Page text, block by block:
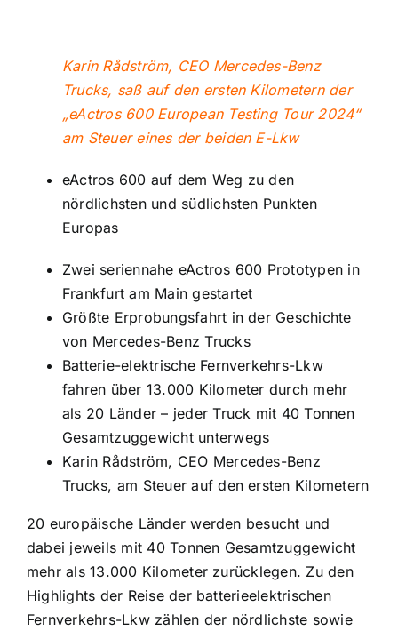
Karin Rådström, CEO Mercedes-Benz
Trucks, saß auf den ersten Kilometern der
„eActros 600 European Testing Tour 2024“
am Steuer eines der beiden E-Lkw
eActros 600 auf dem Weg zu den
nördlichsten und südlichsten Punkten
Europas
Zwei seriennahe eActros 600 Prototypen in
Frankfurt am Main gestartet
Größte Erprobungsfahrt in der Geschichte
von Mercedes-Benz Trucks
Batterie-elektrische Fernverkehrs-Lkw
fahren über 13.000 Kilometer durch mehr
als 20 Länder – jeder Truck mit 40 Tonnen
Gesamtzuggewicht unterwegs
Karin Rådström, CEO Mercedes-Benz
Trucks, am Steuer auf den ersten Kilometern
20 europäische Länder werden besucht und
dabei jeweils mit 40 Tonnen Gesamtzuggewicht
mehr als 13.000 Kilometer zurücklegen. Zu den
Highlights der Reise der batterieelektrischen
Fernverkehrs-Lkw zählen der nördlichste sowie